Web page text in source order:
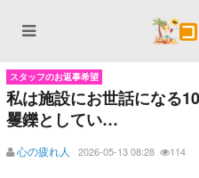
スタッフのお返事希望
私は施設にお世話になる
矍鑠としてい…
心の疲れ人 2026-05-13 08:28 114